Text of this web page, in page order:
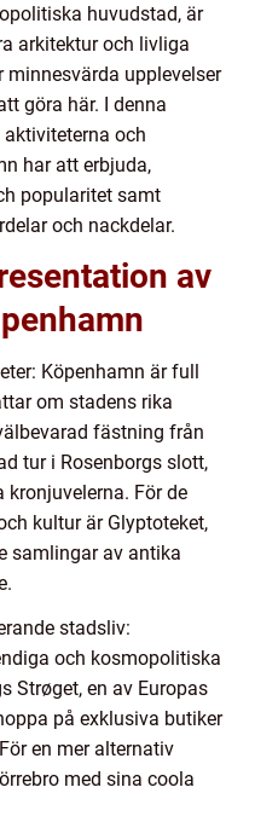
huvudstad, är
arkitektur och livliga
minnesvärda upplevelser
göra här. I denna
och
har att erbjuda,
popularitet samt
och nackdelar.
av
Köpenhamn är full
om stadens rika
fästning från
tur i Rosenborgs slott,
kronjuvelerna. För de
kultur är Glyptoteket,
samlingar av antika
stadsliv:
och kosmopolitiska
Strøget, en av Europas
på exklusiva butiker
en mer alternativ
med sina coola